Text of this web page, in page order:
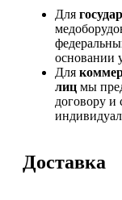
Для
основании
Для
лиц мы
договору и
Доставка